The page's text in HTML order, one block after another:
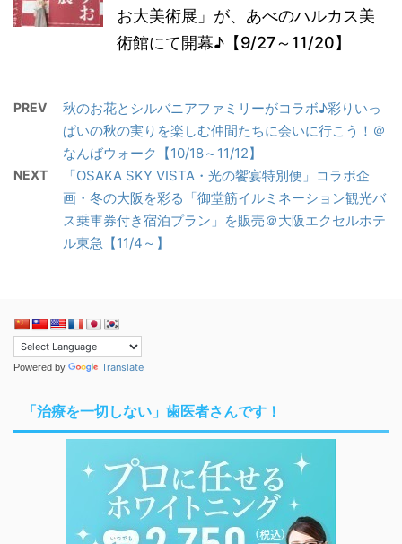
お大美術展」が、あべのハルカス美
術館にて開幕♪【9/27～11/20】
PREV
秋のお花とシルバニアファミリーがコラボ♪彩りいっ
ぱいの秋の実りを楽しむ仲間たちに会いに行こう！＠
なんばウォーク【10/18～11/12】
NEXT
「OSAKA SKY VISTA・光の饗宴特別便」コラボ企
画・冬の大阪を彩る「御堂筋イルミネーション観光バ
ス乗車券付き宿泊プラン」を販売＠大阪エクセルホテ
ル東急【11/4～】
Powered by Translate
「治療を一切しない」歯医者さんです！